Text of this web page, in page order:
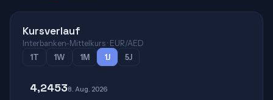
Kursverlauf
Interbanken-Mittelkurs · EUR/AED
1T
1W 1M 1J 5J
4,24538. Aug. 2026